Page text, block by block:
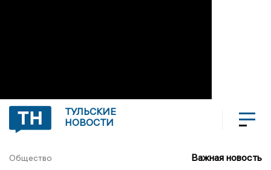
ТУЛЬСКИЕ
НОВОСТИ
Общество Важная новость